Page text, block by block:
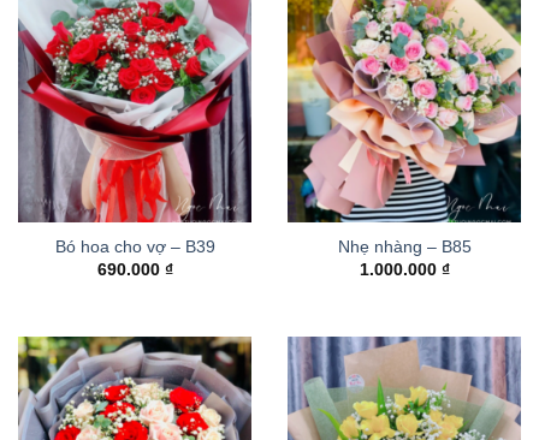
Bó hoa cho vợ – B39
690.000 ₫
Nhẹ nhàng – B85
1.000.000 ₫